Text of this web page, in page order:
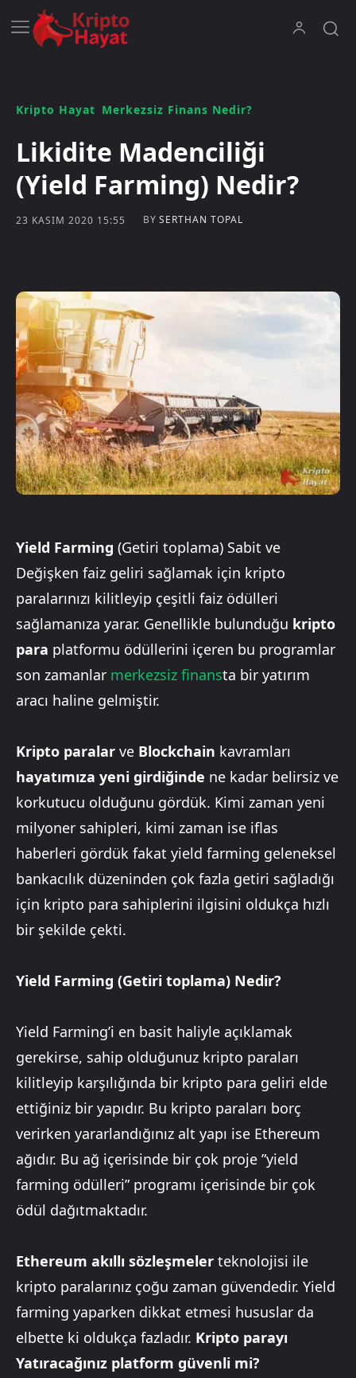
Kripto Hayat Merkezsiz Finans Nedir?
Likidite Madenciliği
(Yield Farming) Nedir?
23 KASIM 2020 15:55 BY SERTHAN TOPAL
Yield Farming (Getiri toplama) Sabit ve
Değişken faiz geliri sağlamak için kripto
paralarınızı kilitleyip çeşitli faiz ödülleri
sağlamanıza yarar. Genellikle bulunduğu kripto
para platformu ödüllerini içeren bu programlar
son zamanlar merkezsiz finansta bir yatırım
aracı haline gelmiştir.
Kripto paralar ve Blockchain kavramları
hayatımıza yeni girdiğinde ne kadar belirsiz ve
korkutucu olduğunu gördük. Kimi zaman yeni
milyoner sahipleri, kimi zaman ise iflas
haberleri gördük fakat yield farming geleneksel
bankacılık düzeninden çok fazla getiri sağladığı
için kripto para sahiplerini ilgisini oldukça hızlı
bir şekilde çekti.
Yield Farming (Getiri toplama) Nedir?
Yield Farming’i en basit haliyle açıklamak
gerekirse, sahip olduğunuz kripto paraları
kilitleyip karşılığında bir kripto para geliri elde
ettiğiniz bir yapıdır. Bu kripto paraları borç
verirken yararlandığınız alt yapı ise Ethereum
ağıdır. Bu ağ içerisinde bir çok proje ”yield
farming ödülleri” programı içerisinde bir çok
ödül dağıtmaktadır.
Ethereum akıllı sözleşmeler teknolojisi ile
kripto paralarınız çoğu zaman güvendedir. Yield
farming yaparken dikkat etmesi hususlar da
elbette ki oldukça fazladır. Kripto parayı
Yatıracağınız platform güvenli mi?